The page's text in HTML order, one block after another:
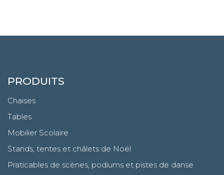
PRODUITS
Chaises
Tables
Mobilier Scolaire
Stands, tentes et châlets de Noël
Praticables de scènes, podiums et pistes de danse